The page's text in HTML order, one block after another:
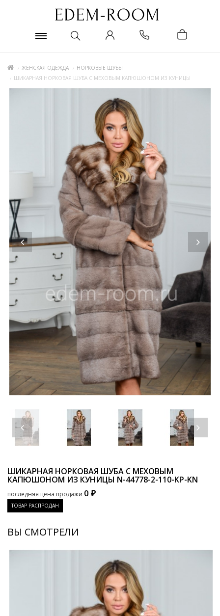
ЖЕНСКАЯ ОДЕЖДА
НОРКОВЫЕ ШУБЫ
ШИКАРНАЯ НОРКОВАЯ ШУБА С МЕХОВЫМ КАПЮШОНОМ ИЗ КУНИЦЫ
ШИКАРНАЯ НОРКОВАЯ ШУБА С МЕХОВЫМ
КАПЮШОНОМ ИЗ КУНИЦЫ N-44778-2-110-KP-KN
последняя цена продажи 0 ₽
ТОВАР РАСПРОДАН
ВЫ СМОТРЕЛИ